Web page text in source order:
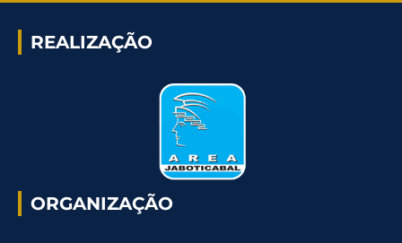
REALIZAÇÃO
ORGANIZAÇÃO